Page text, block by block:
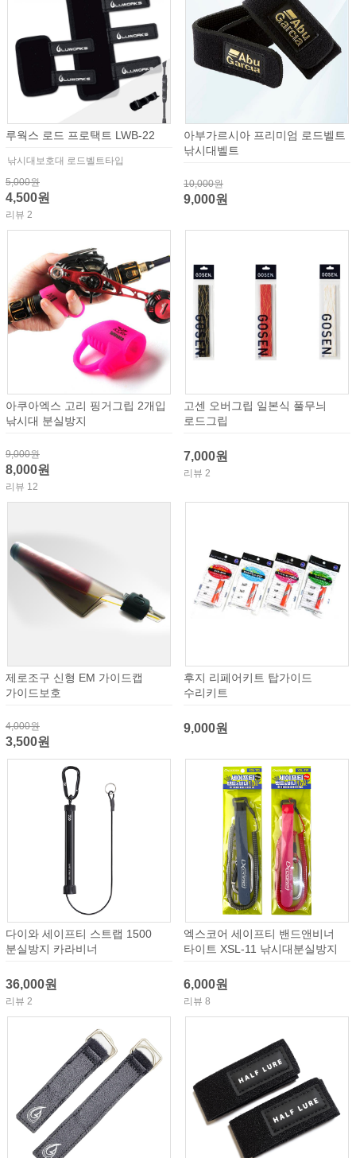
루웍스 로드 프로택트 LWB-22
낚시대보호대 로드벨트타입
5,000원
4,500원
리뷰 2
아부가르시아 프리미엄 로드벨트
낚시대벨트
10,000원
9,000원
아쿠아엑스 고리 핑거그립 2개입
낚시대 분실방지
9,000원
8,000원
리뷰 12
고센 오버그립 일본식 풀무늬
로드그립
7,000원
리뷰 2
제로조구 신형 EM 가이드캡
가이드보호
4,000원
3,500원
후지 리페어키트 탑가이드
수리키트
9,000원
다이와 세이프티 스트랩 1500
분실방지 카라비너
36,000원
리뷰 2
엑스코어 세이프티 밴드앤비너
타이트 XSL-11 낚시대분실방지
6,000원
리뷰 8